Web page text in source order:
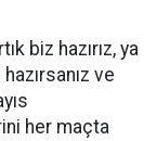
biz hazırız, ya
ve
her maçta